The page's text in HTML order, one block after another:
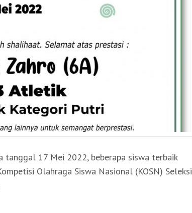
NASIONAL
17 Mei 2022, beberapa siswa terbaik
Olahraga Siswa Nasional (KOSN) Seleksi